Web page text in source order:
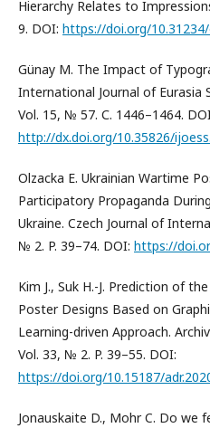
Hierarchy Relates to
9. DOI: https://doi.org/
Günay M. The Impact of
International Journal of Eurasia
Vol. 15, № 57. С. 1446–1464.
http://dx.doi.org/10.35826/
Olzacka E. Ukrainian Wartime
Participatory Propaganda
Ukraine. Czech Journal of
№ 2. P. 39–74. DOI: https://
Kim J., Suk H.-J. Prediction of
Poster Designs Based on
Learning-driven Approach.
Vol. 33, № 2. P. 39–55. DOI:
https://doi.org/10.15187/
Jonauskaite D., Mohr C. Do we